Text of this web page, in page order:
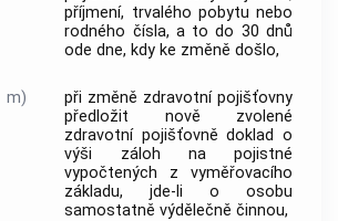
příjmení, trvalého pobytu nebo
rodného čísla, a to do 30 dnů
ode dne, kdy ke změně došlo,
m)
při změně zdravotní pojišťovny
předložit nově zvolené
zdravotní pojišťovně doklad o
výši záloh na pojistné
vypočtených z vyměřovacího
základu, jde-li o osobu
samostatně výdělečně činnou,